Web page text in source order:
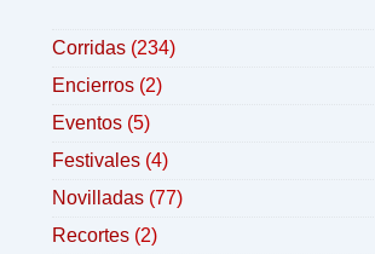
Corridas (234)
Encierros (2)
Eventos (5)
Festivales (4)
Novilladas (77)
Recortes (2)